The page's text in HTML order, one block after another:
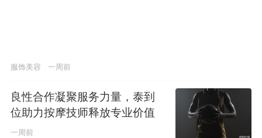
服饰美容 一周前
良性合作凝聚服务力量，泰到
位助力按摩技师释放专业价值
一周前